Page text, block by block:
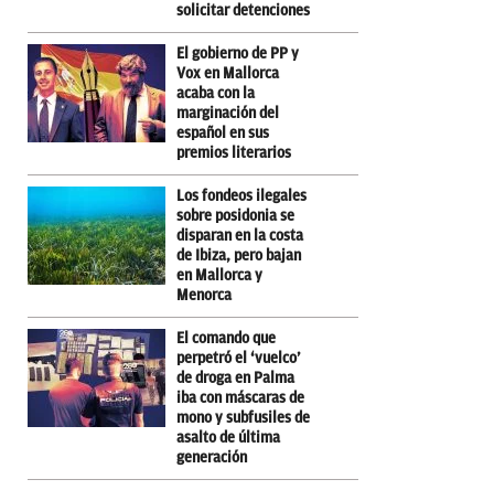
solicitar detenciones
El gobierno de PP y
Vox en Mallorca
acaba con la
marginación del
español en sus
premios literarios
Los fondeos ilegales
sobre posidonia se
disparan en la costa
de Ibiza, pero bajan
en Mallorca y
Menorca
El comando que
perpetró el ‘vuelco’
de droga en Palma
iba con máscaras de
mono y subfusiles de
asalto de última
generación